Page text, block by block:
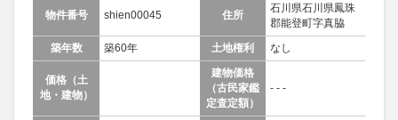
物件番号 shien00045 住所
石川県石川県鳳珠
郡能登町字真脇
築年数
築60年 土地権利 なし
価格（土
地・建物）
建物価格
（古民家鑑
定査定額）
- - -